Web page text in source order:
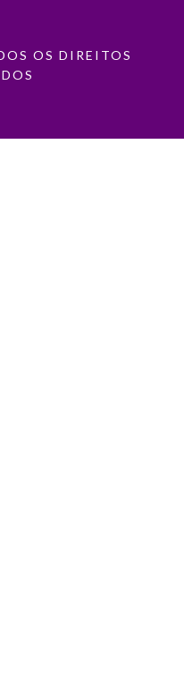
OS DIREITOS